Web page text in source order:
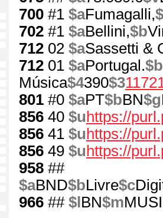
700 #1 $aFumagalli,
702 #1 $aBellini,$b
712 02 $aSassetti &
712 01 $aPortugal.$b
Música$4390$3
801 #0 $aPT$bBN$g
856 40 $u https://
856 41 $u https://
856 49 $u https://
958 ##
$aBND$bLivre$c
966 ## $l BN$m